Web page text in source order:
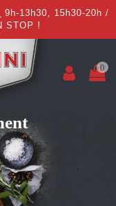
9h-13h30, 15h30-20h /
STOP !
0